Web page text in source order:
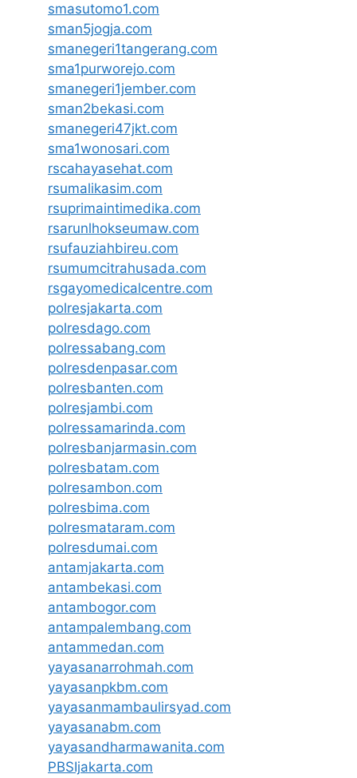
smasutomo1.com
sman5jogja.com
smanegeri1tangerang.com
sma1purworejo.com
smanegeri1jember.com
sman2bekasi.com
smanegeri47jkt.com
sma1wonosari.com
rscahayasehat.com
rsumalikasim.com
rsuprimaintimedika.com
rsarunlhokseumaw.com
rsufauziahbireu.com
rsumumcitrahusada.com
rsgayomedicalcentre.com
polresjakarta.com
polresdago.com
polressabang.com
polresdenpasar.com
polresbanten.com
polresjambi.com
polressamarinda.com
polresbanjarmasin.com
polresbatam.com
polresambon.com
polresbima.com
polresmataram.com
polresdumai.com
antamjakarta.com
antambekasi.com
antambogor.com
antampalembang.com
antammedan.com
yayasanarrohmah.com
yayasanpkbm.com
yayasanmambaulirsyad.com
yayasanabm.com
yayasandharmawanita.com
PBSIjakarta.com